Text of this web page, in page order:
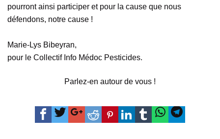
pourront ainsi participer et pour la cause que nous
défendons, notre cause !
Marie-Lys Bibeyran,
pour le Collectif Info Médoc Pesticides.
Parlez-en autour de vous !